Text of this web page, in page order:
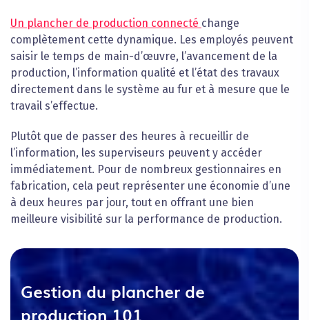
Un plancher de production connecté change
complètement cette dynamique. Les employés peuvent
saisir le temps de main-d’œuvre, l’avancement de la
production, l’information qualité et l’état des travaux
directement dans le système au fur et à mesure que le
travail s’effectue.
Plutôt que de passer des heures à recueillir de
l’information, les superviseurs peuvent y accéder
immédiatement. Pour de nombreux gestionnaires en
fabrication, cela peut représenter une économie d’une
à deux heures par jour, tout en offrant une bien
meilleure visibilité sur la performance de production.
Gestion du plancher de
production 101